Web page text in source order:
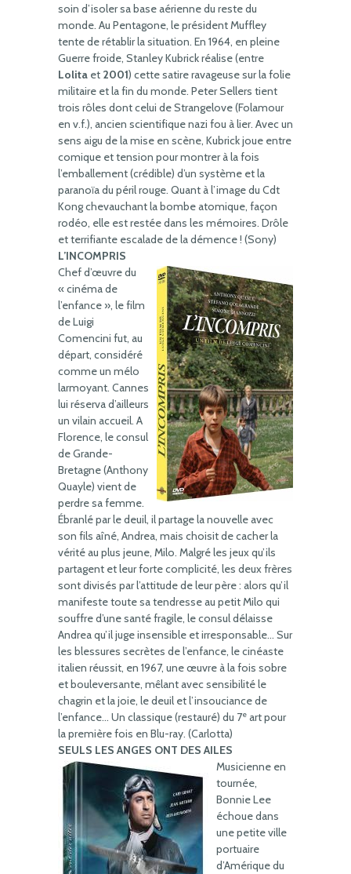
soin d’isoler sa base aérienne du reste du
monde. Au Pentagone, le président Muffley
tente de rétablir la situation. En 1964, en pleine
Guerre froide, Stanley Kubrick réalise (entre
Lolita et 2001) cette satire ravageuse sur la folie
militaire et la fin du monde. Peter Sellers tient
trois rôles dont celui de Strangelove (Folamour
en v.f.), ancien scientifique nazi fou à lier. Avec un
sens aigu de la mise en scène, Kubrick joue entre
comique et tension pour montrer à la fois
l’emballement (crédible) d’un système et la
paranoïa du péril rouge. Quant à l’image du Cdt
Kong chevauchant la bombe atomique, façon
rodéo, elle est restée dans les mémoires. Drôle
et terrifiante escalade de la démence ! (Sony)
L’INCOMPRIS
Chef d’œuvre du
« cinéma de
l’enfance », le film
de Luigi
Comencini fut, au
départ, considéré
comme un mélo
larmoyant. Cannes
lui réserva d’ailleurs
un vilain accueil. A
Florence, le consul
de Grande-
Bretagne (Anthony
Quayle) vient de
perdre sa femme.
Ébranlé par le deuil, il partage la nouvelle avec
son fils aîné, Andrea, mais choisit de cacher la
vérité au plus jeune, Milo. Malgré les jeux qu’ils
partagent et leur forte complicité, les deux frères
sont divisés par l’attitude de leur père : alors qu’il
manifeste toute sa tendresse au petit Milo qui
souffre d’une santé fragile, le consul délaisse
Andrea qu’il juge insensible et irresponsable… Sur
les blessures secrètes de l’enfance, le cinéaste
italien réussit, en 1967, une œuvre à la fois sobre
et bouleversante, mêlant avec sensibilité le
chagrin et la joie, le deuil et l’insouciance de
l’enfance… Un classique (restauré) du 7e art pour
la première fois en Blu-ray. (Carlotta)
SEULS LES ANGES ONT DES AILES
Musicienne en
tournée,
Bonnie Lee
échoue dans
une petite ville
portuaire
d’Amérique du